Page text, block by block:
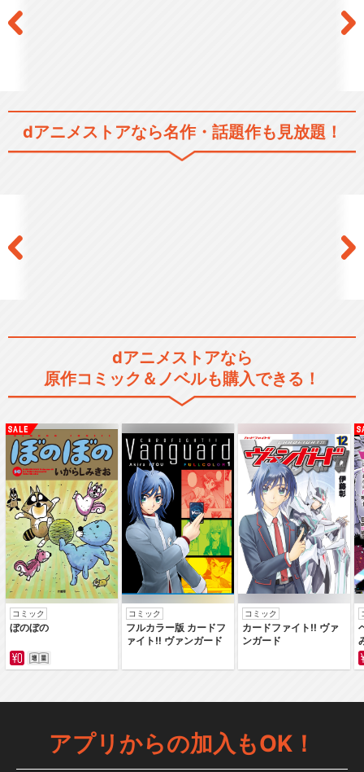
dアニメストアなら名作・話題作も見放題！
dアニメストアなら
原作コミック＆ノベルも購入できる！
コミック
ぼのぼの
コミック
フルカラー版 カードフ
ァイト‼ ヴァンガード
コミック
カードファイト‼ ヴァ
ンガード
アプリからの加入もOK！